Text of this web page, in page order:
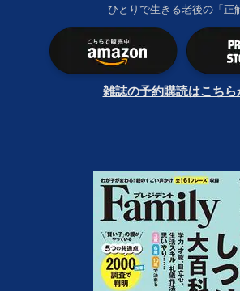
ひとりで生きる老後の「正
雑誌の予約購読はこちら